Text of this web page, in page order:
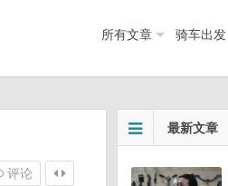
所有文章 骑车出发
评论
最新文章